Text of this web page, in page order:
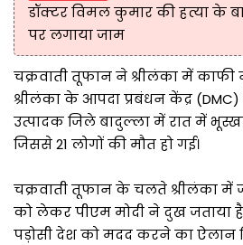
डॉक्टर विमल कुमार की हत्या के
पर लगाया जाम
चक्रवाती तूफान ने श्रीलंका में काफी
श्रीलंका के आपदा प्रबंधन केंद्र
उत्पादक जिले बादुल्ला में रात में
जिससे 21 लोगों की मौत हो गई।
चक्रवाती तूफान के चलते श्रीलंका
को लेकर पीएम मोदी ने दुख जताया
पड़ोसी देश को मदद करने का ऐलान